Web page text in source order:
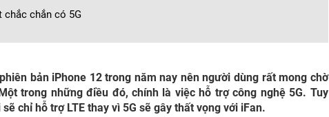
chắc chắn có 5G
bản iPhone 12 trong năm nay nên người dùng rất mong chờ
trong những điều đó, chính là việc hỗ trợ công nghệ 5G. Tuy
chỉ hỗ trợ LTE thay vì 5G sẽ gây thất vọng với iFan.